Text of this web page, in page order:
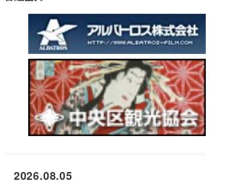
2026.08.05